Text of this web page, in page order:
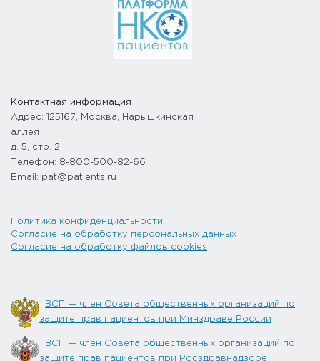
Контактная информация
Адрес: 125167, Москва, Нарышкинская
аллея
д. 5, стр. 2
Телефон: 8-800-500-82-66
Email: pat@patients.ru
Политика конфиденциальности
Согласие на обработку персональных данных
Согласие на обработку файлов cookies
ВСП — член Совета общественных организаций по
защите прав пациентов при Минздраве России
ВСП — член Совета общественных организаций по
защите прав пациентов при Росздравнадзоре